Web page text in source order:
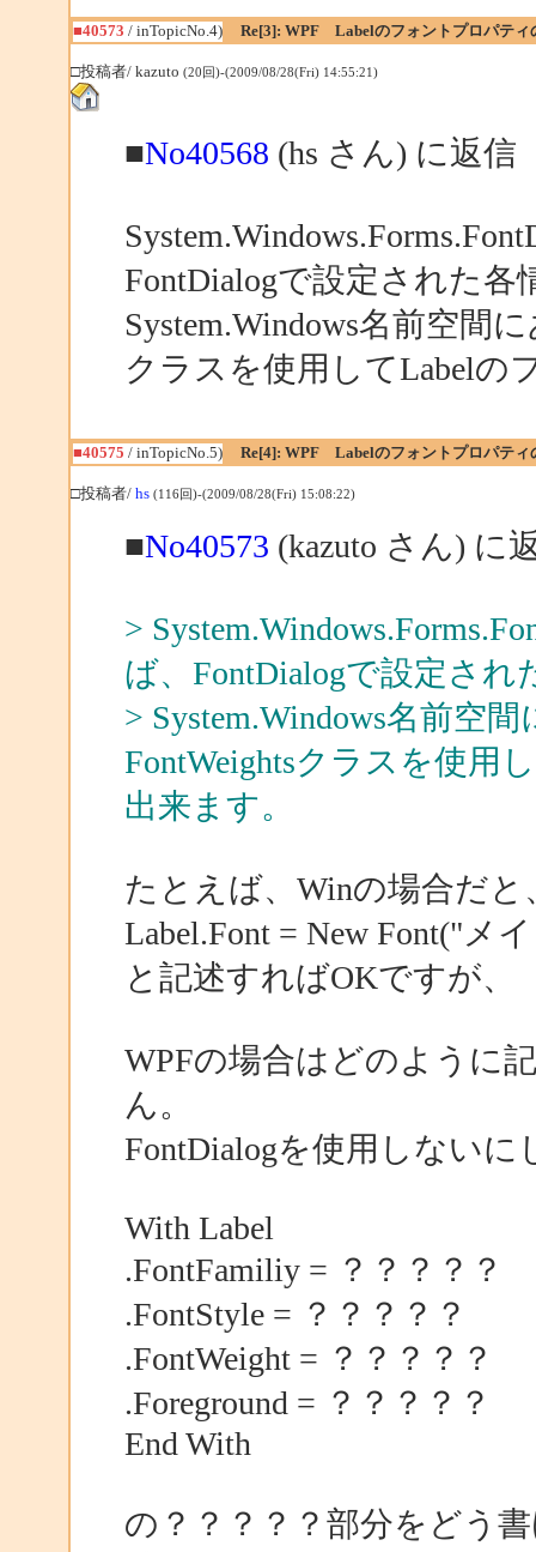
■40573 / inTopicNo.4) Re[3]: WPF Labelのフォントプロパティ
□投稿者/ kazuto (20回)-(2009/08/28(Fri) 14:55:21)
■No40568 (hs さん) に返信
FontDialogで設定された各
System.Windows名前空間
クラスを使用してLabelの
■40575 / inTopicNo.5) Re[4]: WPF Labelのフォントプロパティ
□投稿者/ hs (116回)-(2009/08/28(Fri) 15:08:22)
■No40573 (kazuto さん) に
>
ば、FontDialogで設定され
> System.Windows名前空
FontWeightsクラスを使用
出来ます。
たとえば、Winの場合だと
Label.Font = New Font("メ
と記述すればOKですが、
WPFの場合はどのように
ん。
FontDialogを使用しないに
With Label
.FontFamiliy = ？？？？？
.FontStyle = ？？？？？
.FontWeight = ？？？？？
.Foreground = ？？？？？
End With
の？？？？？部分をどう